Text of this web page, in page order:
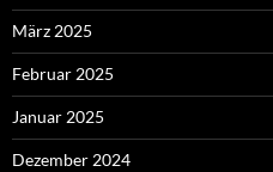
März 2025
Februar 2025
Januar 2025
Dezember 2024